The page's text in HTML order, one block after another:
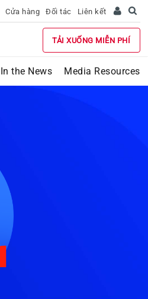
Cửa hàng Đối tác Liên kết
TẢI XUỐNG MIỄN PHÍ
In the News Media Resources